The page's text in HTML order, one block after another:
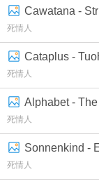
Cawatana -
死情人
Cataplus -
死情人
Alphabet -
死情人
Sonnenkind -
死情人